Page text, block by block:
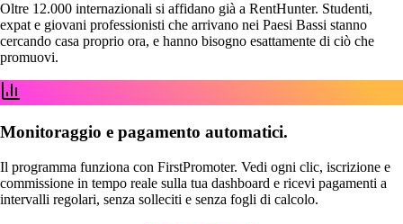
Oltre 12.000 internazionali si affidano già a RentHunter. Studenti,
expat e giovani professionisti che arrivano nei Paesi Bassi stanno
cercando casa proprio ora, e hanno bisogno esattamente di ciò che
promuovi.
Monitoraggio e pagamento automatici.
Il programma funziona con FirstPromoter. Vedi ogni clic, iscrizione e
commissione in tempo reale sulla tua dashboard e ricevi pagamenti a
intervalli regolari, senza solleciti e senza fogli di calcolo.